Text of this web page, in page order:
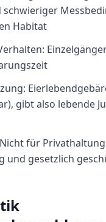
Habitat
gibt also lebende
für
und gesetzlich